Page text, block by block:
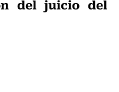
del juicio del